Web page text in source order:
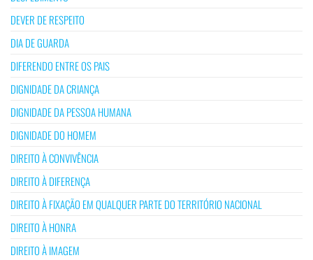
DEVER DE RESPEITO
DIA DE GUARDA
DIFERENDO ENTRE OS PAIS
DIGNIDADE DA CRIANÇA
DIGNIDADE DA PESSOA HUMANA
DIGNIDADE DO HOMEM
DIREITO À CONVIVÊNCIA
DIREITO À DIFERENÇA
DIREITO À FIXAÇÃO EM QUALQUER PARTE DO TERRITÓRIO NACIONAL
DIREITO À HONRA
DIREITO À IMAGEM